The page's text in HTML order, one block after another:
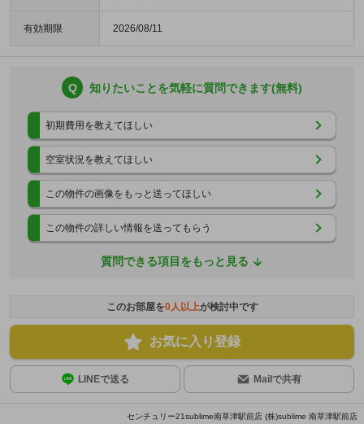
有効期限 2026/08/11
Q 知りたいことを気軽に質問できます(無料)
初期費用を教えてほしい
空室状況を教えてほしい
この物件の画像をもっと送ってほしい
この物件の詳しい情報を送ってもらう
質問できる項目をもっと見る
このお部屋を0人以上が検討中です
お気に入り登録
LINEで送る Mailで共有
センチュリー21sublime南草津駅前店 (株)sublime 南草津駅前店